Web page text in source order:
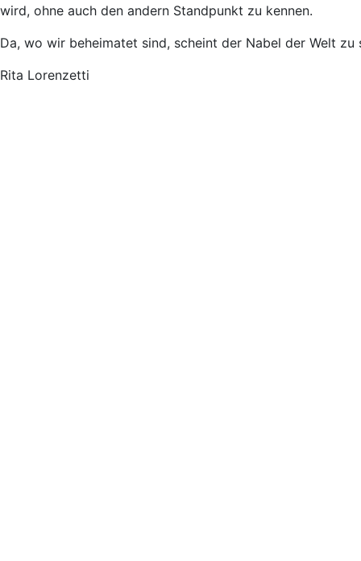
wird, ohne auch den andern Standpunkt zu kennen.
Da, wo wir beheimatet sind, scheint der Nabel der Welt zu
Rita Lorenzetti